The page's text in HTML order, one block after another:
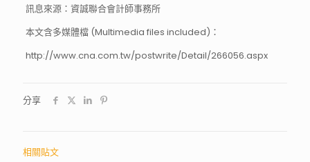
訊息來源：資誠聯合會計師事務所
本文含多媒體檔 (Multimedia files included)：
http://www.cna.com.tw/postwrite/Detail/266056.aspx
分享
相關貼文